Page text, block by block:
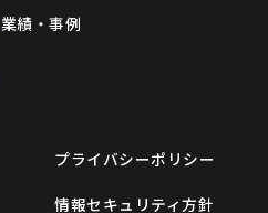
業績・事例
プライバシーポリシー
情報セキュリティ方針